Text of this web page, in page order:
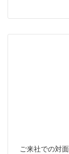
ご来社での対